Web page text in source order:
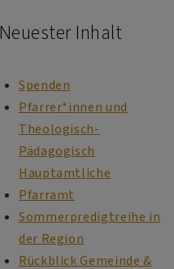
Neuester Inhalt
Spenden
Pfarrer*innen und
Theologisch-
Pädagogisch
Hauptamtliche
Pfarramt
Sommerpredigtreihe in
der Region
Rückblick Gemeinde &